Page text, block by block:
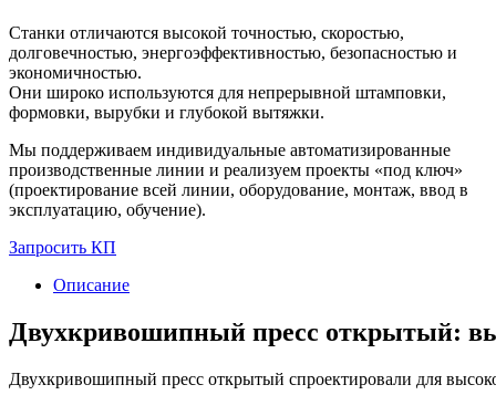
Станки отличаются высокой точностью, скоростью,
долговечностью, энергоэффективностью, безопасностью и
экономичностью.
Они широко используются для непрерывной штамповки,
формовки, вырубки и глубокой вытяжки.
Мы поддерживаем индивидуальные автоматизированные
производственные линии и реализуем проекты «под ключ»
(проектирование всей линии, оборудование, монтаж, ввод в
эксплуатацию, обучение).
Запросить КП
Описание
Двухкривошипный пресс открытый:
Двухкривошипный пресс открытый спроектировали для